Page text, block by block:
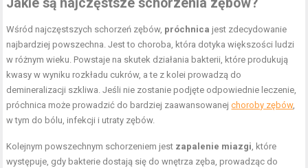
Wśród najczęstszych schorzeń zębów, próchnica jest zdecydowanie
najbardziej powszechna. Jest to choroba, która dotyka większości ludzi
w różnym wieku. Powstaje na skutek działania bakterii, które produkują
kwasy w wyniku rozkładu cukrów, a te z kolei prowadzą do
demineralizacji szkliwa. Jeśli nie zostanie podjęte odpowiednie leczenie,
próchnica może prowadzić do bardziej zaawansowanejchoroby zębów,
w tym do bólu, infekcji i utraty zębów.
Kolejnym powszechnym schorzeniem jest zapalenie miazgi, które
występuje, gdy bakterie dostają się do wnętrza zęba, prowadząc do